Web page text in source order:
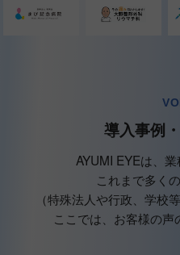
導入事例
AYUMI EYEは、業
これまで多く
（特殊法人や行政、学校
ここでは、お客様の声